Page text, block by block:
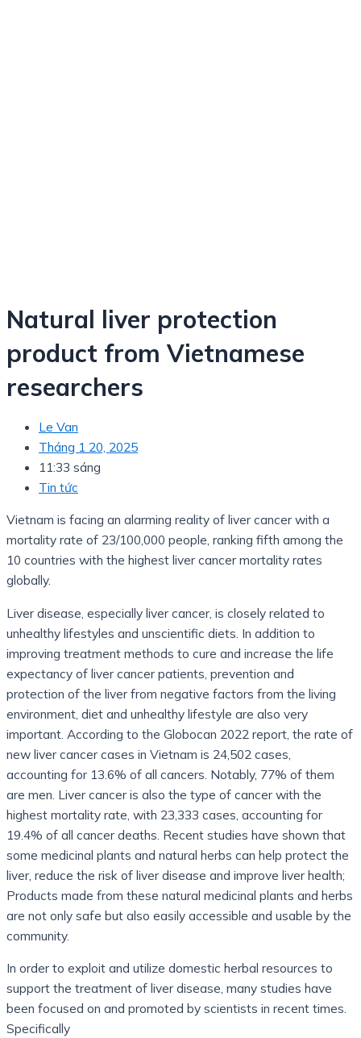
Natural liver protection
product from Vietnamese
researchers
Le Van
Tháng 1 20, 2025
11:33 sáng
Tin tức
Vietnam is facing an alarming reality of liver cancer with a
mortality rate of 23/100,000 people, ranking fifth among the
10 countries with the highest liver cancer mortality rates
globally.
Liver disease, especially liver cancer, is closely related to
unhealthy lifestyles and unscientific diets. In addition to
improving treatment methods to cure and increase the life
expectancy of liver cancer patients, prevention and
protection of the liver from negative factors from the living
environment, diet and unhealthy lifestyle are also very
important. According to the Globocan 2022 report, the rate of
new liver cancer cases in Vietnam is 24,502 cases,
accounting for 13.6% of all cancers. Notably, 77% of them
are men. Liver cancer is also the type of cancer with the
highest mortality rate, with 23,333 cases, accounting for
19.4% of all cancer deaths. Recent studies have shown that
some medicinal plants and natural herbs can help protect the
liver, reduce the risk of liver disease and improve liver health;
Products made from these natural medicinal plants and herbs
are not only safe but also easily accessible and usable by the
community.
In order to exploit and utilize domestic herbal resources to
support the treatment of liver disease, many studies have
been focused on and promoted by scientists in recent times.
Specifically